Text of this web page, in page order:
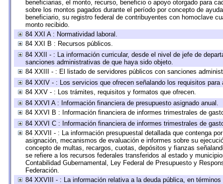
beneficiarias, el monto, recurso, beneficio o apoyo otorgado para
sobre los montos pagados durante el período por concepto de
beneficiario, su registro federal de contribuyentes con homoclave
monto recibido.
84 XXI A : Normatividad laboral.
84 XXI B : Recursos públicos.
84 XXII - : La información curricular, desde el nivel de jefe de
sanciones administrativas de que haya sido objeto.
84 XXIII - : El listado de servidores públicos con sanciones
84 XXIV - : Los servicios que ofrecen señalando los requisitos para
84 XXV - : Los trámites, requisitos y formatos que ofrecen.
84 XXVI A : Información financiera de presupuesto asignado anual.
84 XXVI B : Información financiera de informes trimestrales de
84 XXVI C : Información financiera de informes trimestrales de
84 XXVII - : La información presupuestal detallada que contenga
asignación, mecanismos de evaluación e informes sobre su
concepto de multas, recargos, cuotas, depósitos y fianzas
se refiere a los recursos federales transferidos al estado y
Contabilidad Gubernamental, Ley Federal de Presupuesto y
Federación.
84 XXVIII - : La información relativa a la deuda pública, en